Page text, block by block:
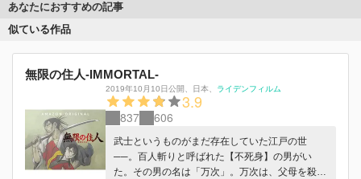
あなたにおすすめの記事
似ている作品
無限の住人-IMMORTAL-
2019年10月10日公開、 日本、 ライデンフィルム
3.9
837 606
武士というものがまだ存在していた江戸の世
──。百人斬りと呼ばれた【不死身】の男がい
た。その男の名は「万次」。万次は、父母を殺さ